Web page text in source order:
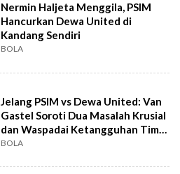
Nermin Haljeta Menggila, PSIM
Hancurkan Dewa United di
Kandang Sendiri
BOLA
Jelang PSIM vs Dewa United: Van
Gastel Soroti Dua Masalah Krusial
dan Waspadai Ketangguhan Tim
Tamu
BOLA